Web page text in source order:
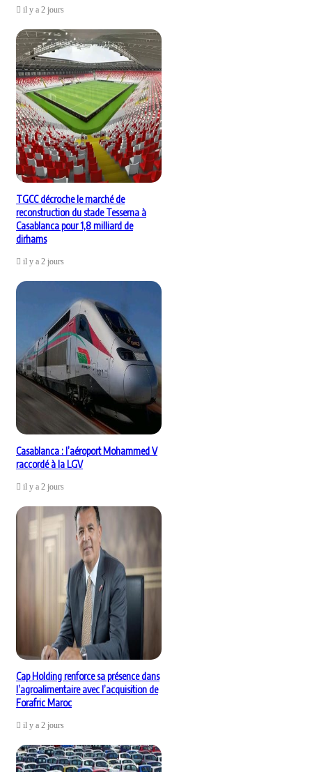
il y a 2 jours
TGCC décroche le marché de
reconstruction du stade Tessema à
Casablanca pour 1,8 milliard de
dirhams
il y a 2 jours
Casablanca : l’aéroport Mohammed V
raccordé à la LGV
il y a 2 jours
Cap Holding renforce sa présence dans
l’agroalimentaire avec l’acquisition de
Forafric Maroc
il y a 2 jours